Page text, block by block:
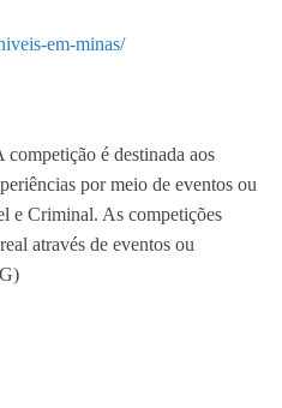
em-minas/
competição é destinada aos
por meio de eventos ou
e Criminal. As competições
através de eventos ou